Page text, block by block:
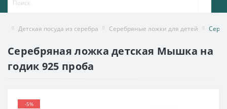
Детская посуда из серебра Серебряные ложки для детей
Серебряная ложка детская Мышка на
годик 925 проба
-5%